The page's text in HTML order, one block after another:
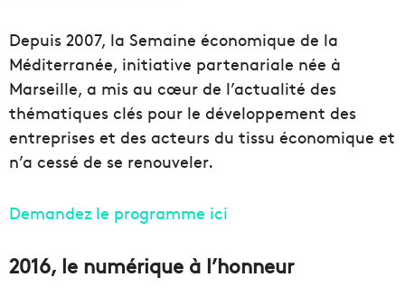
Depuis 2007, la Semaine économique de la
Méditerranée, initiative partenariale née à
Marseille, a mis au cœur de l’actualité des
thématiques clés pour le développement des
entreprises et des acteurs du tissu économique et
n’a cessé de se renouveler.
Demandez le programme ici
2016, le numérique à l’honneur